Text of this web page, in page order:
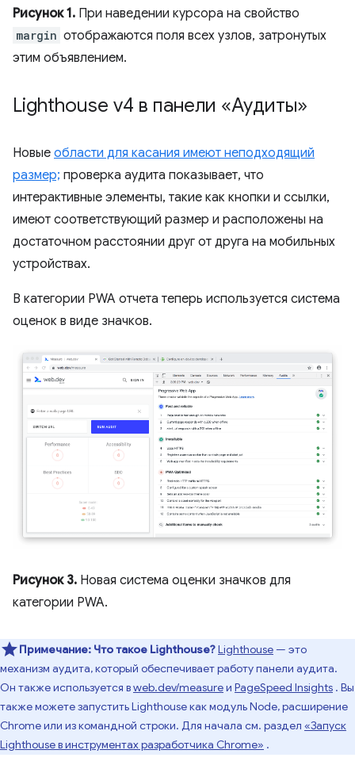
Рисунок 1. При наведении курсора на свойство
margin отображаются поля всех узлов, затронутых
этим объявлением.
Lighthouse v4 в панели «Аудиты»
Новые области для касания имеют неподходящий
размер; проверка аудита показывает, что
интерактивные элементы, такие как кнопки и ссылки,
имеют соответствующий размер и расположены на
достаточном расстоянии друг от друга на мобильных
устройствах.
В категории PWA отчета теперь используется система
оценок в виде значков.
Рисунок 3. Новая система оценки значков для
категории PWA.
Примечание: Что такое Lighthouse?Lighthouse — это
механизм аудита, который обеспечивает работу панели аудита.
Он также используется вweb.dev/measureи PageSpeed ​​Insights . Вы
также можете запустить Lighthouse как модуль Node, расширение
Chrome или из командной строки. Для начала см. раздел «Запуск
Lighthouse в инструментах разработчика Chrome» .